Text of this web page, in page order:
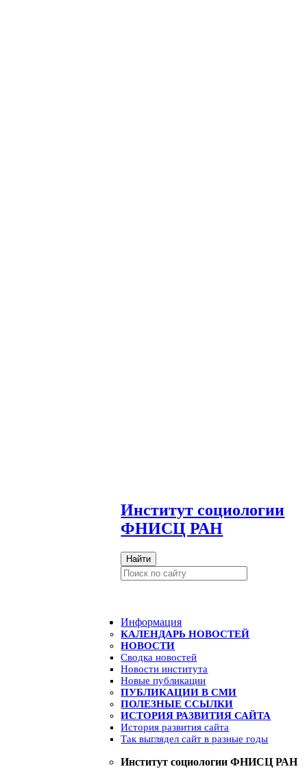
Институт социологии
ФНИСЦ РАН
Найти
Информация
КАЛЕНДАРЬ НОВОСТЕЙ
НОВОСТИ
Сводка новостей
Новости института
Новые публикации
ПУБЛИКАЦИИ В СМИ
ПОЛЕЗНЫЕ ССЫЛКИ
ИСТОРИЯ РАЗВИТИЯ САЙТА
История развития сайта
Так выглядел сайт в разные годы
Институт социологии ФНИСЦ РАН